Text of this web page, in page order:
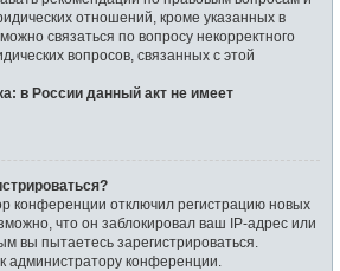
отношений, кроме указанных в
связаться по вопросу некорректного
вопросов, связанных с этой
в России данный акт не имеет
конференции отключил регистрацию новых
что он заблокировал ваш IP-адрес или
вы пытаетесь зарегистрироваться.
администратору конференции.